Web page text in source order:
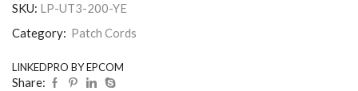
SKU: LP-UT3-200-YE
Category: Patch Cords
LINKEDPRO BY EPCOM
Share: